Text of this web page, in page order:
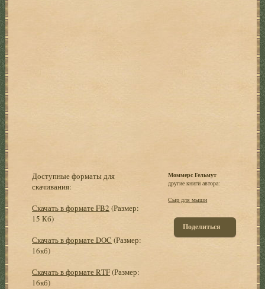
Доступные форматы для
скачивания:
Скачать в формате FB2 (Размер:
15 Кб)
Скачать в формате DOC (Размер:
16кб)
Скачать в формате RTF(Размер:
16кб)
Моммерс Гельмут
другие книги автора:
Сыр для мыши
Поделиться